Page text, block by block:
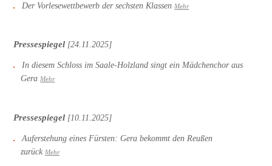
Der Vorlesewettbewerb der sechsten Klassen Mehr
Pressespiegel [24.11.2025]
In diesem Schloss im Saale-Holzland singt ein Mädchenchor aus
Gera Mehr
Pressespiegel [10.11.2025]
Auferstehung eines Fürsten: Gera bekommt den Reußen
zurück Mehr